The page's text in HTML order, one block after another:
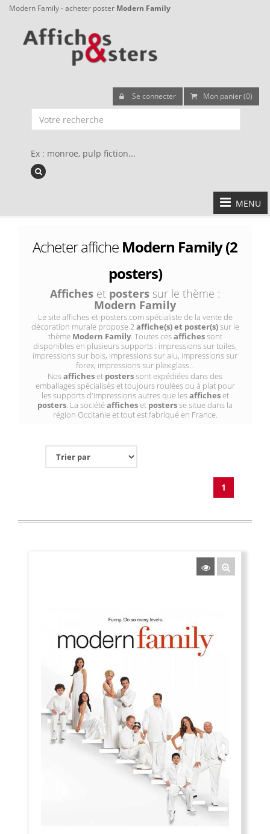
Modern Family - acheter poster Modern Family
Se connecter Mon panier (0)
Ex : monroe, pulp fiction...
MENU
Acheter affiche Modern Family (2
posters)
Affiches et posters sur le thème :
Modern Family
Le site affiches-et-posters.com spécialiste de la vente de
décoration murale propose 2affiche(s) et poster(s)sur le
thème Modern Family. Toutes cesaffichessont
disponibles en plusieurs supports : impressions sur toiles,
impressions sur bois, impressions sur alu, impressions sur
forex, impressions sur plexiglass...
Nosafficheset posterssont expédiées dans des
emballages spécialisés et toujours roulées ou à plat pour
les supports d'impressions autres que lesafficheset
posters. La sociétéafficheset postersse situe dans la
région Occitanie et tout est fabriqué en France.
1